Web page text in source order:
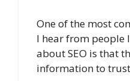
One of the most
I hear from people
about SEO is that
information to